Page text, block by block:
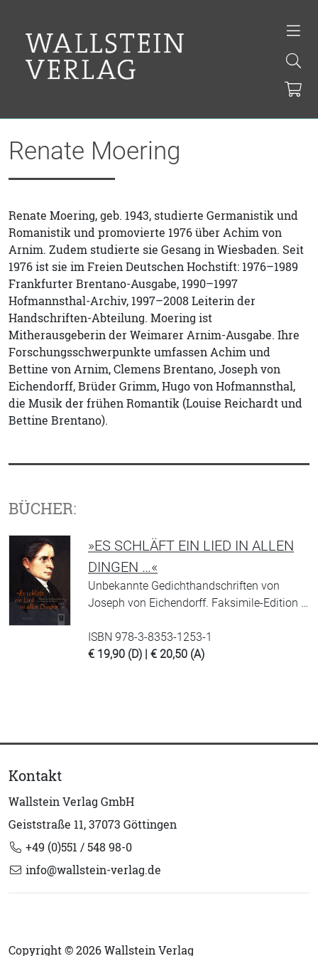
Renate Moering
Renate Moering, geb. 1943, studierte Germanistik und
Romanistik und promovierte 1976 über Achim von
Arnim. Zudem studierte sie Gesang in Wiesbaden. Seit
1976 ist sie im Freien Deutschen Hochstift: 1976–1989
Frankfurter Brentano-Ausgabe, 1990–1997
Hofmannsthal-Archiv, 1997–2008 Leiterin der
Handschriften-Abteilung. Moering ist
Mitherausgeberin der Weimarer Arnim-Ausgabe. Ihre
Forschungsschwerpunkte umfassen Achim und
Bettine von Arnim, Clemens Brentano, Joseph von
Eichendorff, Brüder Grimm, Hugo von Hofmannsthal,
die Musik der frühen Romantik (Louise Reichardt und
Bettine Brentano).
BÜCHER:
»ES SCHLÄFT EIN LIED IN ALLEN
DINGEN …«
Unbekannte Gedichthandschriften von
Joseph von Eichendorff. Faksimile-Edition …
ISBN 978-3-8353-1253-1
€ 19,90 (D) | € 20,50 (A)
Kontakt
Wallstein Verlag GmbH
Geiststraße 11, 37073 Göttingen
+49 (0)551 / 548 98-0
info@wallstein-verlag.de
Copyright © 2026 Wallstein Verlag